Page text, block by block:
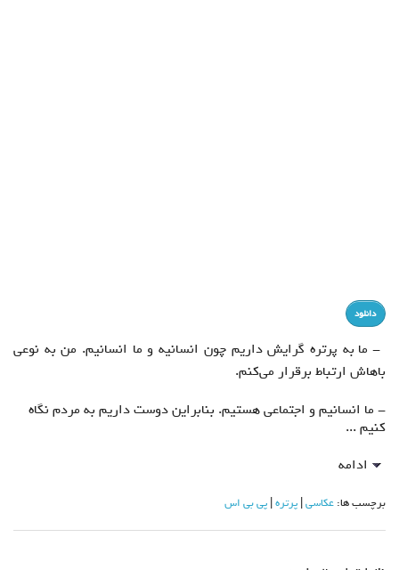
دانلود
- ما به پرتره گرایش داریم چون انسانیه و ما انسانیم. من به نوعی
باهاش ارتباط برقرار می‌کنم.
- ما انسانیم و اجتماعی هستیم. بنابراین دوست داریم به مردم نگاه
کنیم ...
ادامه
برچسب ها: عکاسی پرتره پی بی اس